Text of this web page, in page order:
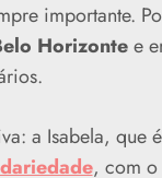
importante.
Horizontee
a Isabela,
, com